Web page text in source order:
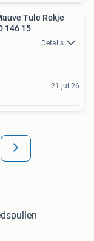
Tule Rokje
146 15
Details
21 jul 26